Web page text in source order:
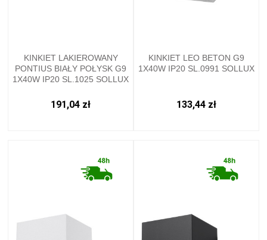
KINKIET LAKIEROWANY
PONTIUS BIAŁY POŁYSK G9
1X40W IP20 SL.1025 SOLLUX
191,04 zł
KINKIET LEO BETON G9
1X40W IP20 SL.0991 SOLLUX
133,44 zł